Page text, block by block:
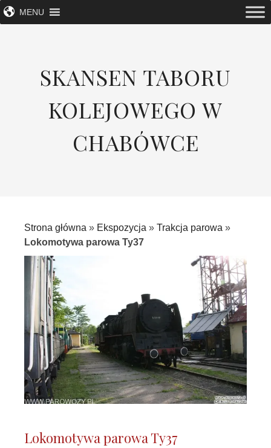
MENU
SKANSEN TABORU
KOLEJOWEGO W
CHABÓWCE
Strona główna » Ekspozycja » Trakcja parowa »
Lokomotywa parowa Ty37
Lokomotywa parowa Ty37